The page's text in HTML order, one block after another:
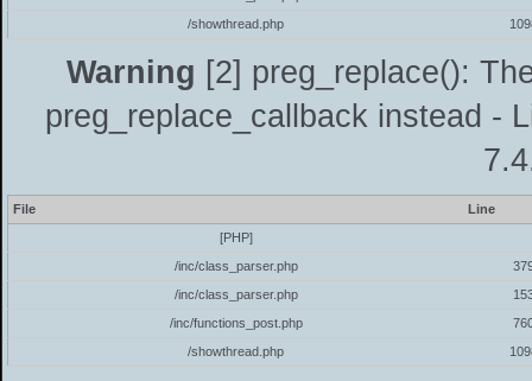
/showthread.php
Warning [2] preg_replace():
preg_replace_callback instead -
File
Line
[PHP]
/inc/class_parser.php
/inc/class_parser.php
/inc/functions_post.php
/showthread.php